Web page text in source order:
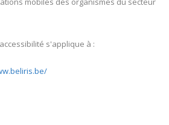
s'applique à :